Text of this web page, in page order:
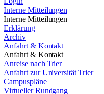
Interne Mitteilungen
Interne Mitteilungen
Erklärung
Archiv
Anfahrt & Kontakt
Anfahrt & Kontakt
Anreise nach Trier
Anfahrt zur Universität Trier
Campuspläne
Virtueller Rundgang